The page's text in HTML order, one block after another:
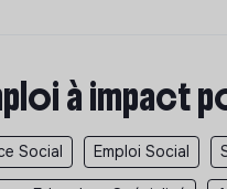
à impact
Social Emploi Social